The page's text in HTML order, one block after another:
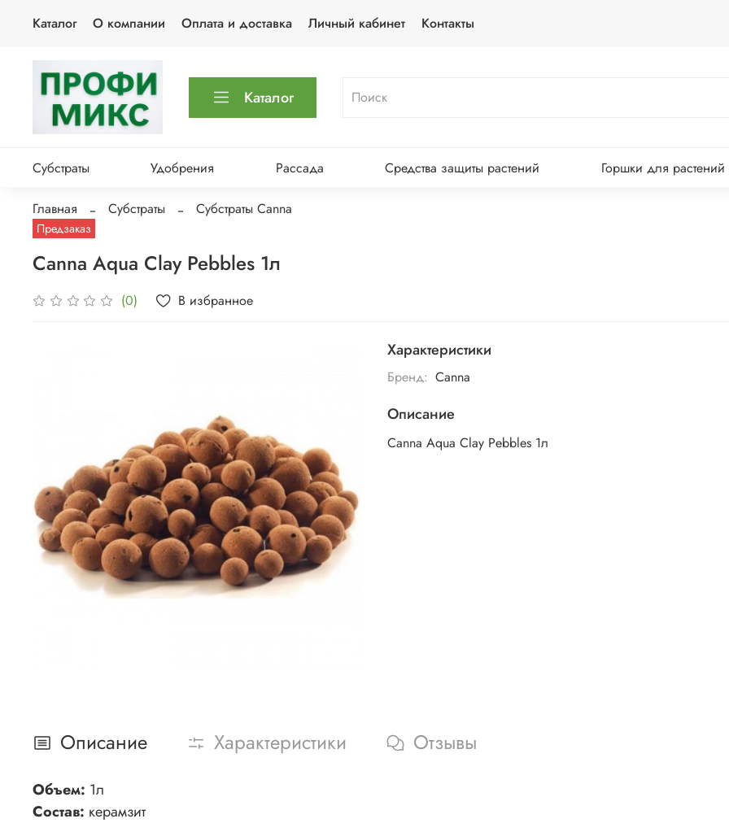
Каталог О компании Оплата и доставка Личный кабинет Контакты
Каталог
Субстраты Удобрения Рассада Средства защиты растений Горшки для растений
Главная Субстраты Субстраты Canna
Предзаказ
Canna Aqua Clay Pebbles 1л
(0) В избранное
Характеристики
Бренд: Canna
Описание
Canna Aqua Clay Pebbles 1л
Описание Характеристики Отзывы
Объем: 1л
Состав: керамзит